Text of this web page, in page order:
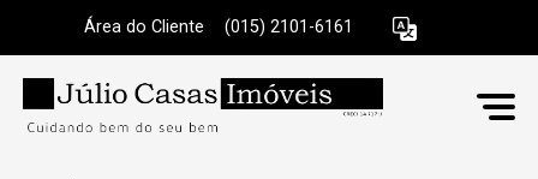
Área do Cliente (015) 2101-6161